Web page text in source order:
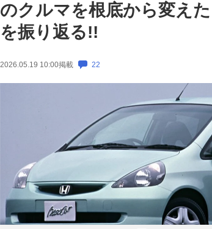
のクルマを根底から変え
を振り返る!!
2026.05.19 10:00掲載 22